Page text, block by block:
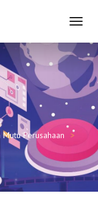
O
G
L
N
A
T
I
O
Perusahaan